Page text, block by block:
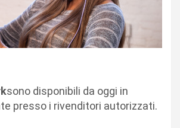
sono disponibili da oggi in
presso i rivenditori autorizzati.